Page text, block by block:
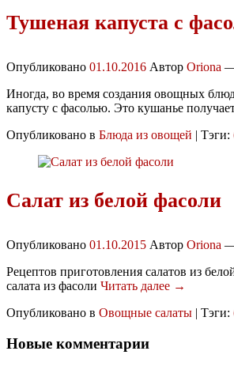
Тушеная капуста с
Опубликовано 01.10.2016 Автор Oriona
Иногда, во время создания овощных
капусту с фасолью. Это кушанье
Опубликовано в Блюда из овощей | Тэги:
Салат из белой фасоли
Опубликовано 01.10.2015 Автор Oriona
Рецептов приготовления салатов из
салата из фасоли Читать далее →
Опубликовано в Овощные салаты | Тэги:
Новые комментарии